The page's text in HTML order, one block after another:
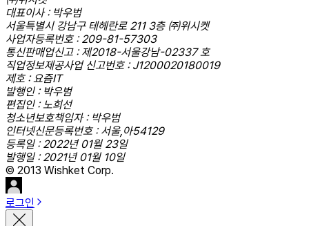
대표이사 : 박우범
서울특별시 강남구 테헤란로 211 3층 ㈜위시켓
사업자등록번호 : 209-81-57303
통신판매업신고 : 제2018-서울강남-02337 호
직업정보제공사업 신고번호 : J1200020180019
제호 : 요즘IT
발행인 : 박우범
편집인 : 노희선
청소년보호책임자 : 박우범
인터넷신문등록번호 : 서울,아54129
등록일 : 2022년 01월 23일
발행일 : 2021년 01월 10일
© 2013 Wishket Corp.
로그인